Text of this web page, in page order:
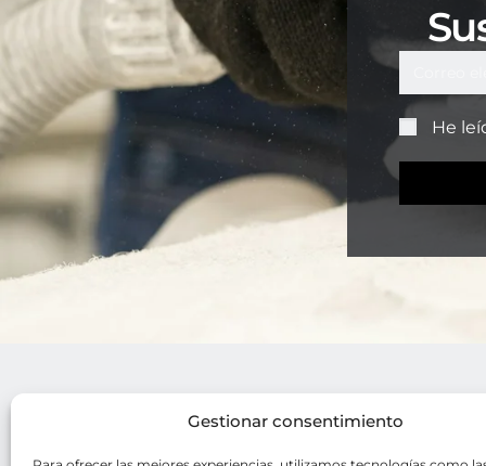
Gestionar consentimiento
He
Enlaces
Tienda